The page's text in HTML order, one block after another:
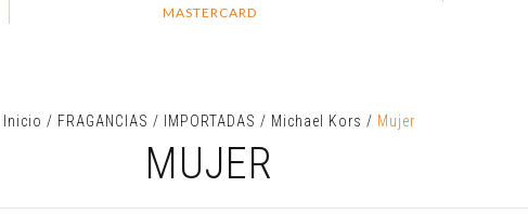
MASTERCARD
Inicio / FRAGANCIAS / IMPORTADAS / Michael Kors / Mujer
MUJER